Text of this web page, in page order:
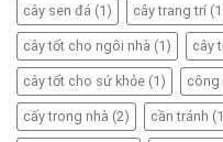
cây sen đá (1) cây trang trí
cây tốt cho ngôi nhà (1) cây
cây tốt cho sứ khỏe (1) công
cấy trong nhà (2) cần tránh